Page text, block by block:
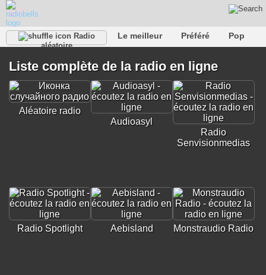
Radio
aléatoire
Le meilleur Préféré
Pop
Conversationnel
Rap Trans Falk
Jazz
bébé
Classique
Liste complète de la radio en ligne
Aléatoire radio
Audioasyl
Radio
Senvisionmedias
Radio Spotlight Aebisland Monstraudio Radio